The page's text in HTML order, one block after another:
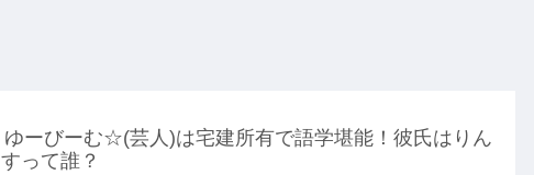
ゆーびーむ☆(芸人)は宅建所有で語学堪能！彼氏はりん
すって誰？